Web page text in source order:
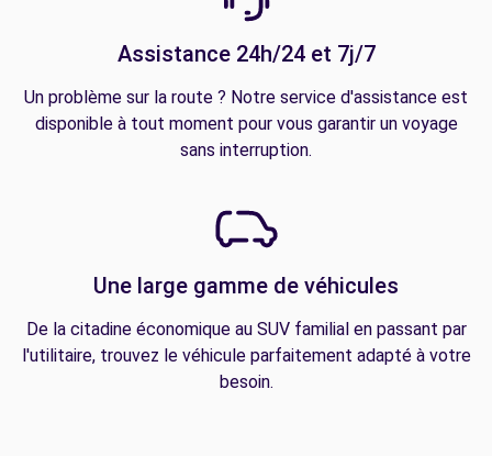
Assistance 24h/24 et 7j/7
Un problème sur la route ? Notre service d'assistance est
disponible à tout moment pour vous garantir un voyage
sans interruption.
Une large gamme de véhicules
De la citadine économique au SUV familial en passant par
l'utilitaire, trouvez le véhicule parfaitement adapté à votre
besoin.